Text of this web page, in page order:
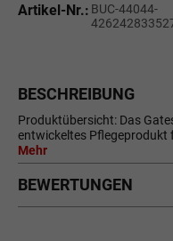
Artikel-Nr.: BUC-44044-
BESCHREIBUNG
Produktübersicht: Das
entwickeltes Pflegeprodukt
Mehr
BEWERTUNGEN